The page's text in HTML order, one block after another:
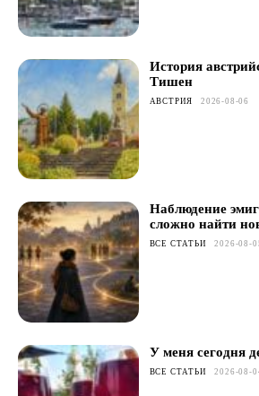
История
Тишен
АВСТРИЯ 2026-08-06
Наблюдение
сложно найти
ВСЕ СТАТЬИ 2026-08-
У меня сегодня
ВСЕ СТАТЬИ 2026-08-